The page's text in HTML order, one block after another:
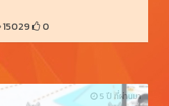
15029 0
5 ปี ที่ผ่านมา